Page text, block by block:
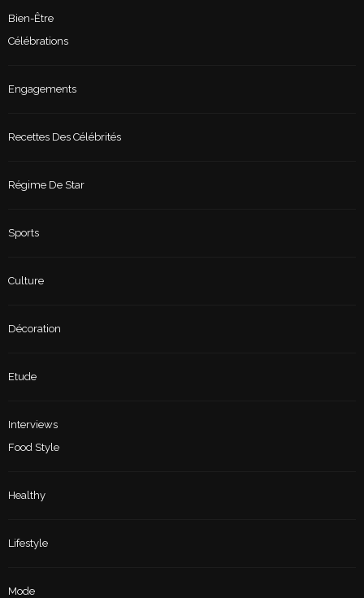
Bien-Être
Célébrations
Engagements
Recettes Des Célébrités
Régime De Star
Sports
Culture
Décoration
Etude
Interviews
Food Style
Healthy
Lifestyle
Mode